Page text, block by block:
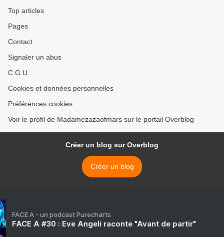
Top articles
Pages
Contact
Signaler un abus
C.G.U.
Cookies et données personnelles
Préférences cookies
Voir le profil de Madamezazaofmars sur le portail Overblog
Créer un blog sur Overblog
Créer un blog
FACE A - un podcast Purecharts
FACE A #30 : Eve Angeli raconte "Avant de partir"